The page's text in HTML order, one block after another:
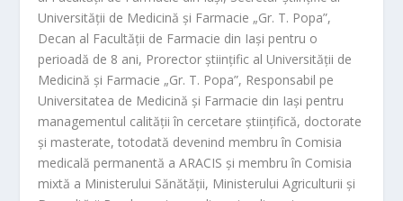
Universității de Medicină și Farmacie „Gr. T. Popa”,
Decan al Facultății de Farmacie din Iași pentru o
perioadă de 8 ani, Prorector științific al Universității de
Medicină și Farmacie „Gr. T. Popa”, Responsabil pe
Universitatea de Medicină și Farmacie din Iași pentru
managementul calității în cercetare științifică, doctorate
și masterate, totodată devenind membru în Comisia
medicală permanentă a ARACIS și membru în Comisia
mixtă a Ministerului Sănătății, Ministerului Agriculturii și